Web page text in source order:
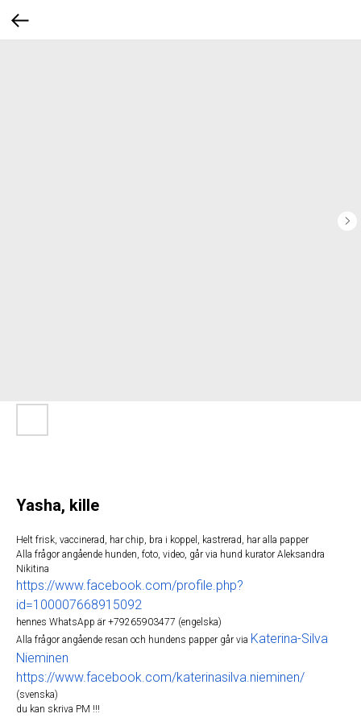
Yasha, kille
Helt frisk, vaccinerad, har chip, bra i koppel, kastrerad, har alla papper
Alla frågor angående hunden, foto, video, går via hund kurator Aleksandra
Nikitina
https://www.facebook.com/profile.php?
id=100007668915092
hennes WhatsApp är +79265903477 (engelska)
Alla frågor angående resan och hundens papper går via Katerina-Silva
Nieminen
https://www.facebook.com/katerinasilva.nieminen/
(svenska)
du kan skriva PM !!!